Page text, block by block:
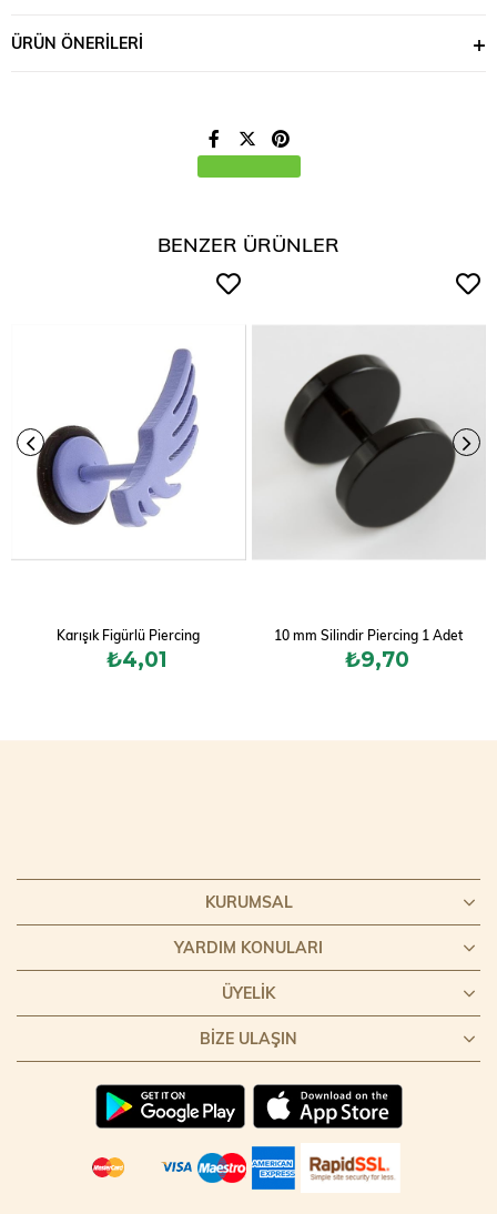
ÜRÜN ÖNERILERI
BENZER ÜRÜNLER
Karışık Figürlü Piercing
₺4,01
10 mm Silindir Piercing 1 Adet
₺9,70
KURUMSAL
YARDIM KONULARI
ÜYELIK
BIZE ULAŞIN